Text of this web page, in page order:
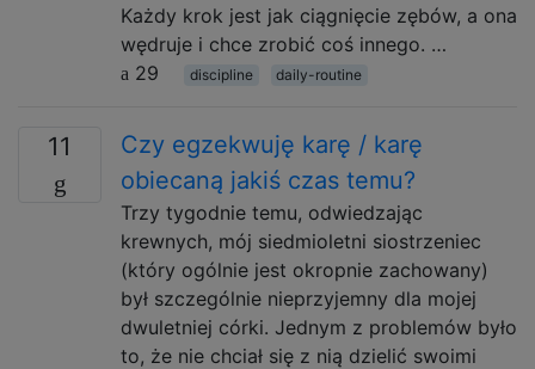
Każdy krok jest jak ciągnięcie zębów, a ona
wędruje i chce zrobić coś innego. …
29
discipline daily-routine
11
Czy egzekwuję karę / karę
obiecaną jakiś czas temu?
Trzy tygodnie temu, odwiedzając
krewnych, mój siedmioletni siostrzeniec
(który ogólnie jest okropnie zachowany)
był szczególnie nieprzyjemny dla mojej
dwuletniej córki. Jednym z problemów było
to, że nie chciał się z nią dzielić swoimi